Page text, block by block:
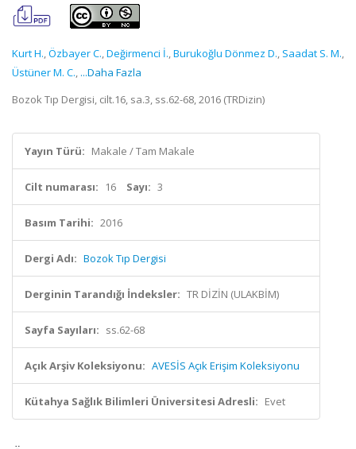
Kurt H.,Özbayer C.,Değirmenci İ.,Burukoğlu Dönmez D., Saadat S. M.,
Üstüner M. C., ...Daha Fazla
Bozok Tıp Dergisi, cilt.16, sa.3, ss.62-68, 2016 (TRDizin)
Yayın Türü: Makale / Tam Makale
Cilt numarası: 16 Sayı: 3
Basım Tarihi: 2016
Dergi Adı: Bozok Tıp Dergisi
Derginin Tarandığı İndeksler: TR DİZİN (ULAKBİM)
Sayfa Sayıları: ss.62-68
Açık Arşiv Koleksiyonu: AVESİS Açık Erişim Koleksiyonu
Kütahya Sağlık Bilimleri Üniversitesi Adresli: Evet